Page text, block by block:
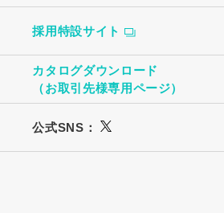
温泉たまご・ゆで卵
ものづくり
働く社員のために
会社概要
事業所・関連企業
中条たまご直売店
（株）ビッグエッグ札幌
（株）トーチク
採用特設サイト
カタログダウンロード
（お取引先様専用ページ）
公式SNS：